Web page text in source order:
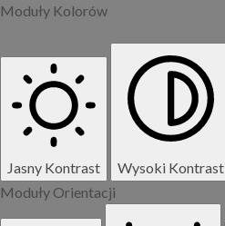
Moduły Kolorów
Jasny Kontrast Wysoki Kontrast
Moduły Orientacji